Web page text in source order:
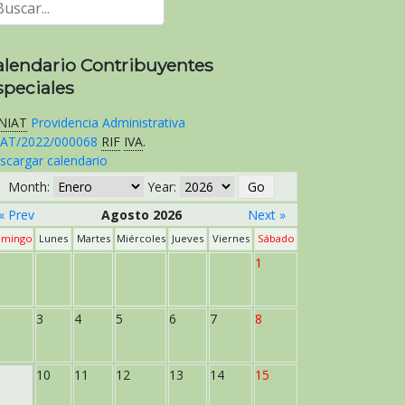
Contribuyentes
Providencia Administrativa
2022/000068 RIF IVA.
calendario
Month:
Year:
« Prev
Agosto 2026 Next »
Lunes Martes Miércoles Jueves Viernes Sábado
1
3 4 5 6 7 8
10 11 12 13 14 15